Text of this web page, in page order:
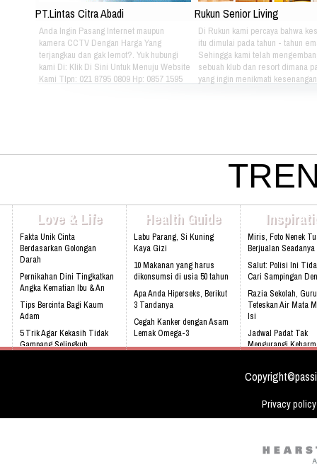
PT.Lintas Citra Abadi
Anda Ingin Pasang Internet maupun
kamera CCTV Dengan Harga Yang
terjangkau dan gak lemot?. Yuk hubungi
kami Di: Klik Di Sini Untuk Menuju Website
Kami Tlpn: 021 8795 0809 Hp: 0857 1595
Rukun Senior Living
Di Rukun kami percaya bahwa
itu dimulai pada tahun - tahun
Sehingga kami telah
sebuah klub dan resort dimana
yang ingin menikmati
Darmawan Park Gate 1, Jl. Raya
Madang No. 99 Sentul, 16810.
Web:www.rukunseniorliving.com
Love & Life
Fakta Unik Cinta
Berdasarkan Golongan
Darah
Pernikahan Dini Tingkatkan
Angka Kematian Ibu & An
Tips Bercinta Bagi Kaum
Adam
5 Trik Agar Kekasih Tidak
Gampang Selingkuh
Health Guide
Labu Parang, Si Kuning
Kaya Gizi
10 Makanan yang harus
dikonsumsi di usia 50 tahun
Apa Anda Hiperseks, Berikut
3 Tandanya
Cegah Kanker dengan Asam
Lemak Omega-3
Bahaya Mendengkur
Miris, Foto Nenek
Berjualan
Salut: Polisi Ini
Cari Sampingan
Razia Sekolah, Guru
Teteskan Air Mata
Isi
Jadwal Padat Tak
Mengurangi
Video: Masya Allah,
Meskipun Cacat
Privacy policy